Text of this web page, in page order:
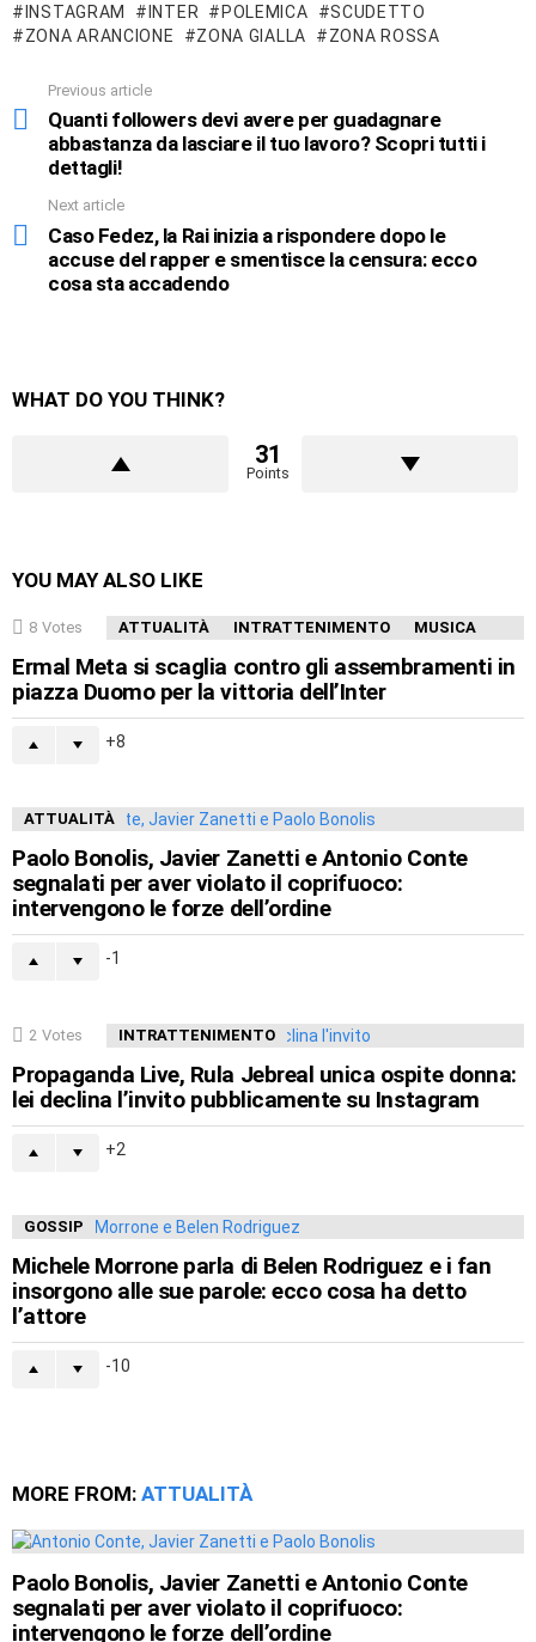
INSTAGRAM
INTER POLEMICA
SCUDETTO
ZONA ARANCIONE
ZONA GIALLA ZONA ROSSA
more
Previous article
Quanti followers devi avere per guadagnare
abbastanza da lasciare il tuo lavoro? Scopri tutti i
dettagli!
Next article
Caso Fedez, la Rai inizia a rispondere dopo le
accuse del rapper e smentisce la censura: ecco
cosa sta accadendo
WHAT DO YOU THINK?
31
Points
YOU MAY ALSO LIKE
8 Votes ATTUALITÀ INTRATTENIMENTO MUSICA
Ermal Meta si scaglia contro gli assembramenti in
piazza Duomo per la vittoria dell’Inter
8
ATTUALITÀ
Paolo Bonolis, Javier Zanetti e Antonio Conte
segnalati per aver violato il coprifuoco:
intervengono le forze dell’ordine
-1
2 Votes INTRATTENIMENTO
Propaganda Live, Rula Jebreal unica ospite donna:
lei declina l’invito pubblicamente su Instagram
2
GOSSIP
Michele Morrone parla di Belen Rodriguez e i fan
insorgono alle sue parole: ecco cosa ha detto
l’attore
-10
MORE FROM: ATTUALITÀ
Paolo Bonolis, Javier Zanetti e Antonio Conte
segnalati per aver violato il coprifuoco:
intervengono le forze dell’ordine